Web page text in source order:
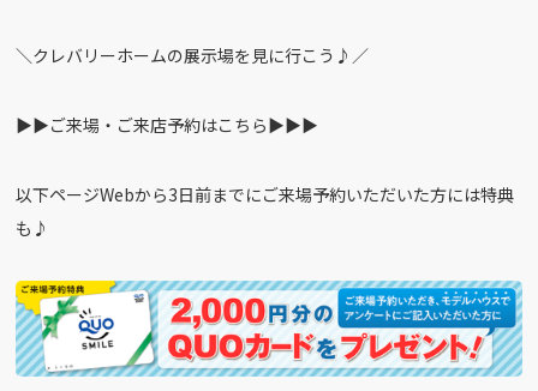
＼クレバリーホームの展示場を見に行こう♪／
▶︎▶︎ご来場・ご来店予約はこちら▶︎▶︎▶︎
以下ページWebから3日前までにご来場予約いただいた方には特典
も♪